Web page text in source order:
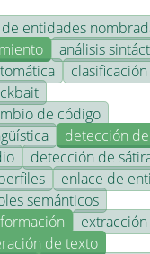
entidades
análisis
de código
detección
detección de
enlace de
semánticos
de texto